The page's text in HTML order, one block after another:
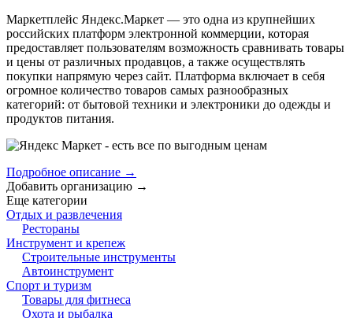
Маркетплейс Яндекс.Маркет — это одна из крупнейших
российских платформ электронной коммерции, которая
предоставляет пользователям возможность сравнивать товары
и цены от различных продавцов, а также осуществлять
покупки напрямую через сайт. Платформа включает в себя
огромное количество товаров самых разнообразных
категорий: от бытовой техники и электроники до одежды и
продуктов питания.
Подробное описание →
Добавить организацию →
Еще категории
Отдых и развлечения
Рестораны
Инструмент и крепеж
Строительные инструменты
Автоинструмент
Спорт и туризм
Товары для фитнеса
Охота и рыбалка